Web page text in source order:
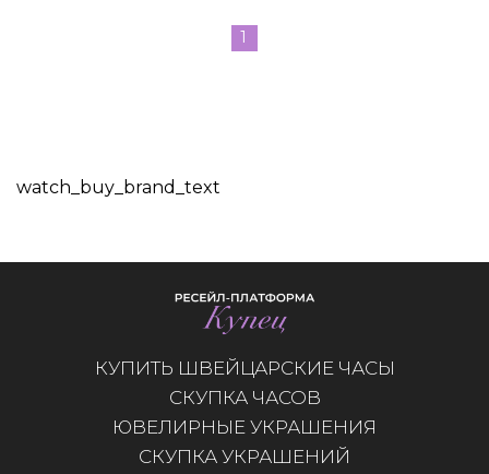
1
watch_buy_brand_text
КУПИТЬ ШВЕЙЦАРСКИЕ ЧАСЫ
СКУПКА ЧАСОВ
ЮВЕЛИРНЫЕ УКРАШЕНИЯ
СКУПКА УКРАШЕНИЙ